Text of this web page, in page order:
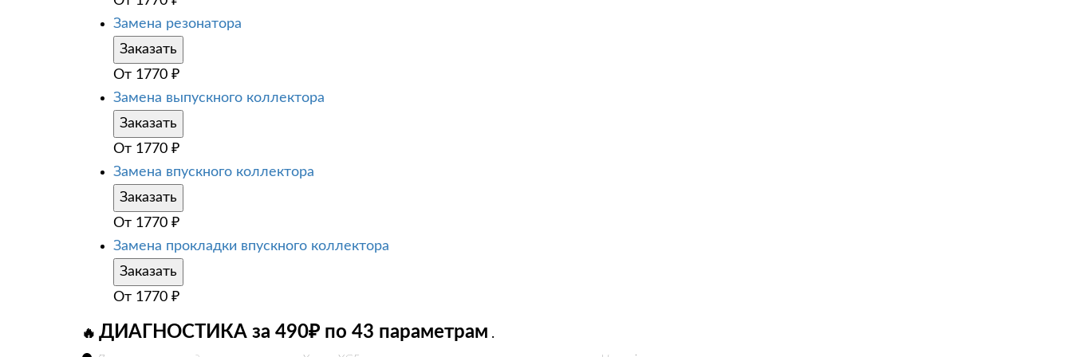
Замена резонатора
Заказать
От 1770 ₽
Замена выпускного коллектора
Заказать
От 1770 ₽
Замена впускного коллектора
Заказать
От 1770 ₽
Замена прокладки впускного коллектора
Заказать
От 1770 ₽
🔥 ДИАГНОСТИКА за 490₽ по 43 параметрам .